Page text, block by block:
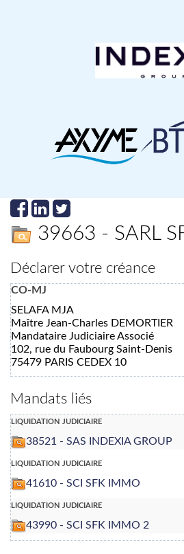
39663 - SARL
Déclarer votre créance
CO-MJ
SELAFA MJA
Maître Jean-Charles DEMORTIER
Mandataire Judiciaire Associé
102, rue du Faubourg Saint-Denis
75479 PARIS CEDEX 10
Mandats liés
liquidation judiciaire
38521 - SAS INDEXIA GROUP
liquidation judiciaire
41610 - SCI SFK IMMO
liquidation judiciaire
43990 - SCI SFK IMMO 2